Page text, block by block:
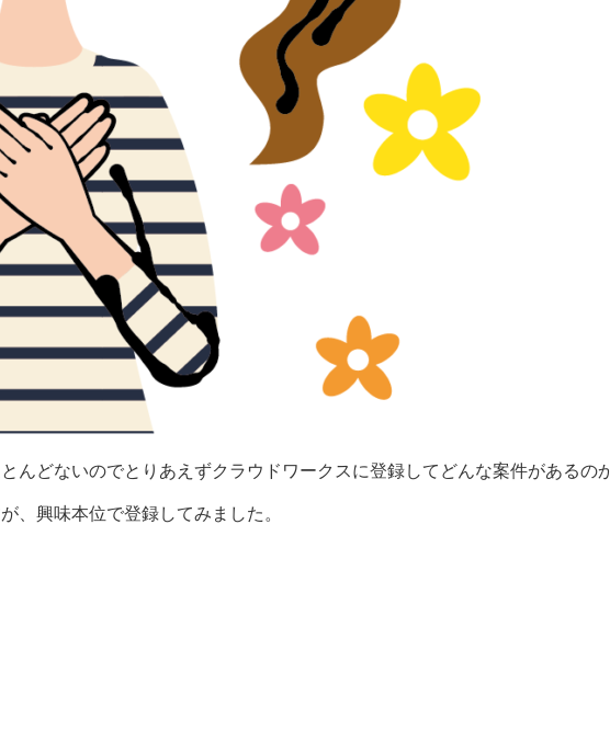
んどないのでとりあえずクラウドワークスに登録してどんな案件があるの
、興味本位で登録してみました。